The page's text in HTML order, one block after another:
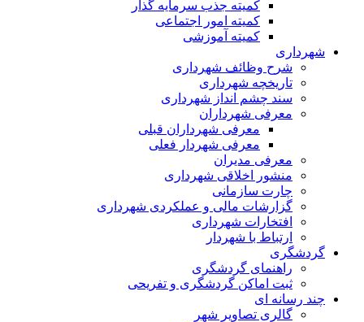
کمیته جذب سرمایه گذار
کمیته امور اجتماعی
کمیته آموزشی
شرح وظائف شهرداری
تاریخچه شهرداری
سند چشم انداز شهرداری
معرفی شهرداران
معرفی شهرداران قبلی
معرفی شهردار فعلی
معرفی مدیران
منشور اخلاقی شهرداری
چارت سازمانی
گزارشات مالی و عملکردی شهرداری
افتخارات شهرداری
ارتباط با شهردار
راهنمای گردشگری
ثبت اماکن گردشگری و تفریحی
رسانه ای
گالری تصاویر شهر